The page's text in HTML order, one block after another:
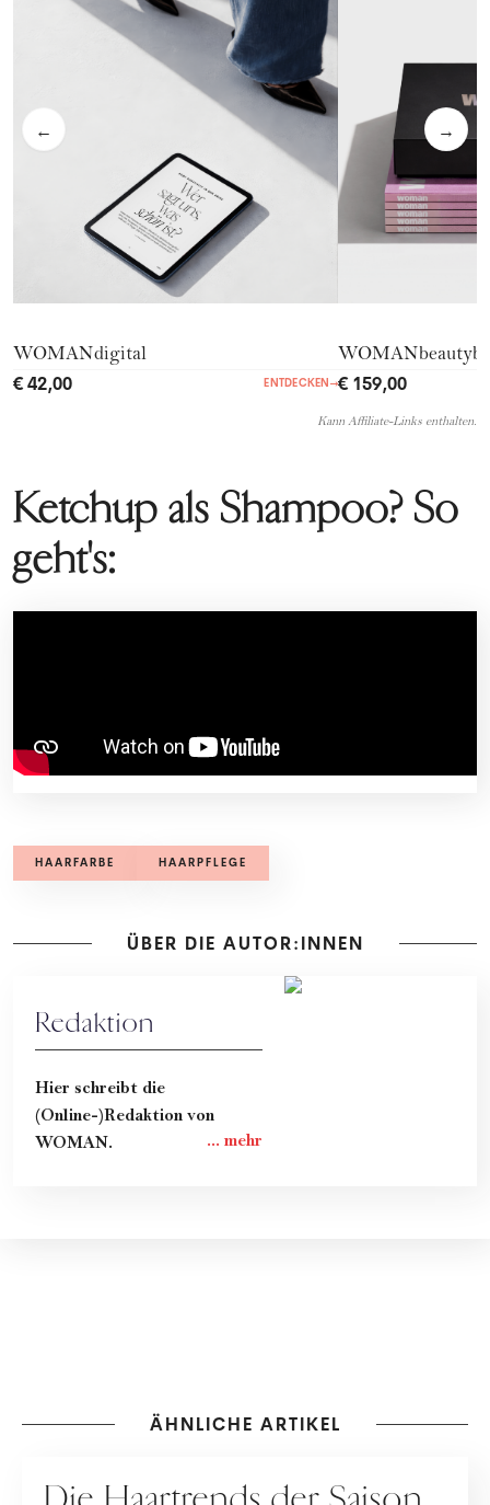
← →
WOMANdigital
€ 42,00 ENTDECKEN →€ 159,00
Kann Affiliate-Links enthalten.
Ketchup als Shampoo? So
geht's:
HAARFARBE HAARPFLEGE
ÜBER DIE AUTOR:INNEN
Redaktion
Hier schreibt die
(Online-)Redaktion von
WOMAN.
ÄHNLICHE ARTIKEL